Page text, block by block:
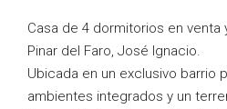
Casa de 4 dormitorios en venta
Pinar del Faro, José Ignacio.
Ubicada en un exclusivo barrio
ambientes integrados y un